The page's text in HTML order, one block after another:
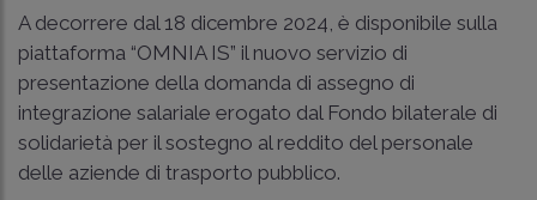
A decorrere dal 18 dicembre 2024, è disponibile sulla
piattaforma “OMNIA IS” il nuovo servizio di
presentazione della domanda di assegno di
integrazione salariale erogato dal Fondo bilaterale di
solidarietà per il sostegno al reddito del personale
delle aziende di trasporto pubblico.